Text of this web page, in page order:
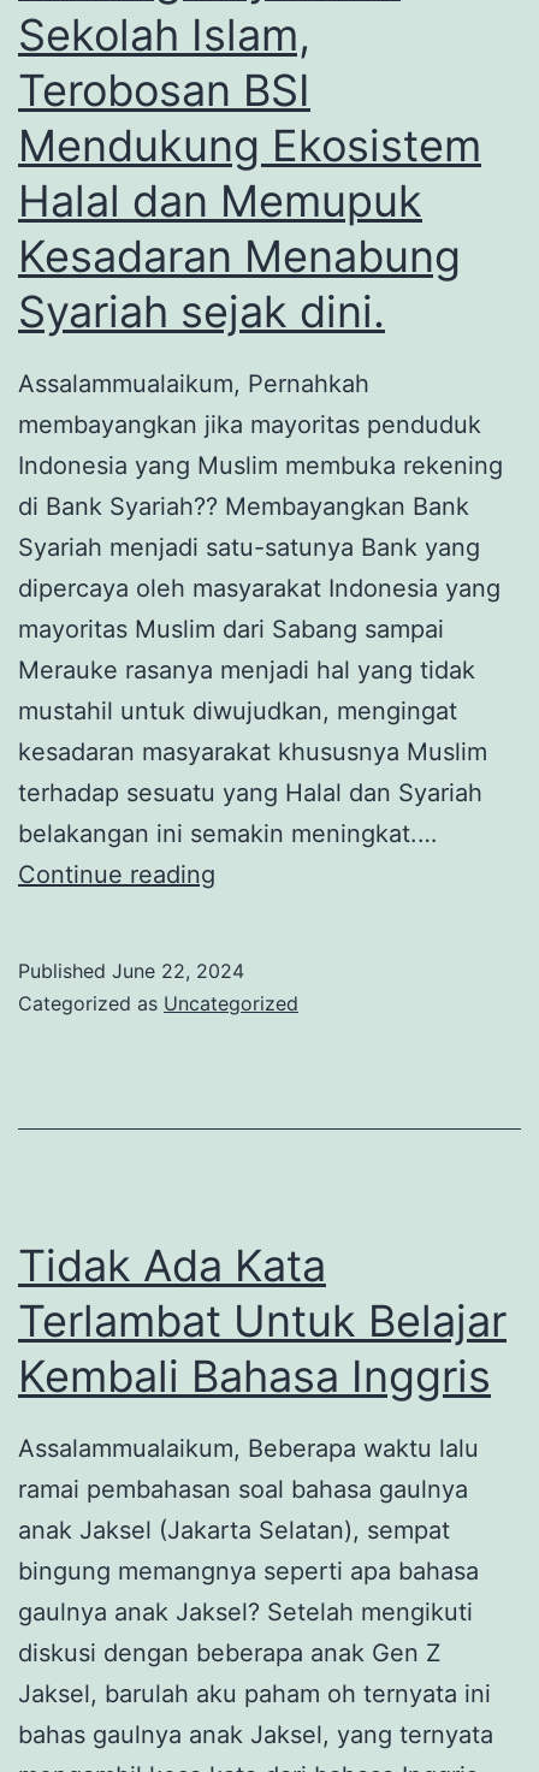
Indonesia
(INA)
didukung
Nutricia
Sarihusada
Sekolah Islam,
Terobosan BSI
Mendukung Ekosistem
Halal dan Memupuk
Kesadaran Menabung
Syariah sejak dini.
Assalammualaikum, Pernahkah
membayangkan jika mayoritas penduduk
Indonesia yang Muslim membuka rekening
di Bank Syariah?? Membayangkan Bank
Syariah menjadi satu-satunya Bank yang
dipercaya oleh masyarakat Indonesia yang
mayoritas Muslim dari Sabang sampai
Merauke rasanya menjadi hal yang tidak
mustahil untuk diwujudkan, mengingat
kesadaran masyarakat khususnya Muslim
terhadap sesuatu yang Halal dan Syariah
belakangan ini semakin meningkat.…
Continue reading
di
Ekosistem
Halal
dan
Memupuk
Kesadaran
Menabung
Syariah
sejak
dini.
Published June 22, 2024
Categorized as Uncategorized
Tidak Ada Kata
Terlambat Untuk Belajar
Kembali Bahasa Inggris
Assalammualaikum, Beberapa waktu lalu
ramai pembahasan soal bahasa gaulnya
anak Jaksel (Jakarta Selatan), sempat
bingung memangnya seperti apa bahasa
gaulnya anak Jaksel? Setelah mengikuti
diskusi dengan beberapa anak Gen Z
Jaksel, barulah aku paham oh ternyata ini
bahas gaulnya anak Jaksel, yang ternyata